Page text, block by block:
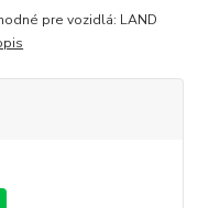
pre vozidlá: LAND